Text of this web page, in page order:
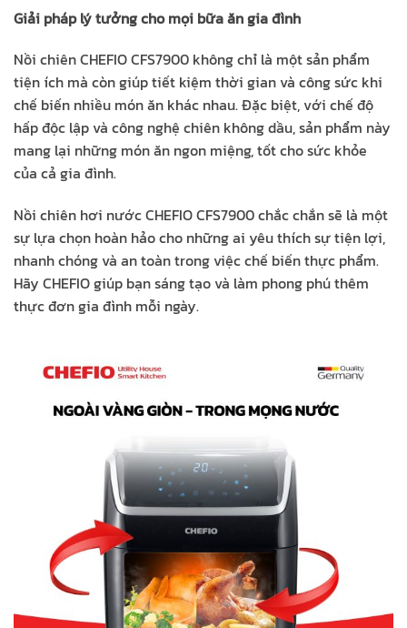
Giải pháp lý tưởng cho mọi bữa ăn gia đình
Nồi chiên CHEFIO CFS7900 không chỉ là một sản phẩm
tiện ích mà còn giúp tiết kiệm thời gian và công sức khi
chế biến nhiều món ăn khác nhau. Đặc biệt, với chế độ
hấp độc lập và công nghệ chiên không dầu, sản phẩm này
mang lại những món ăn ngon miệng, tốt cho sức khỏe
của cả gia đình.
Nồi chiên hơi nước CHEFIO CFS7900 chắc chắn sẽ là một
sự lựa chọn hoàn hảo cho những ai yêu thích sự tiện lợi,
nhanh chóng và an toàn trong việc chế biến thực phẩm.
Hãy CHEFIO giúp bạn sáng tạo và làm phong phú thêm
thực đơn gia đình mỗi ngày.